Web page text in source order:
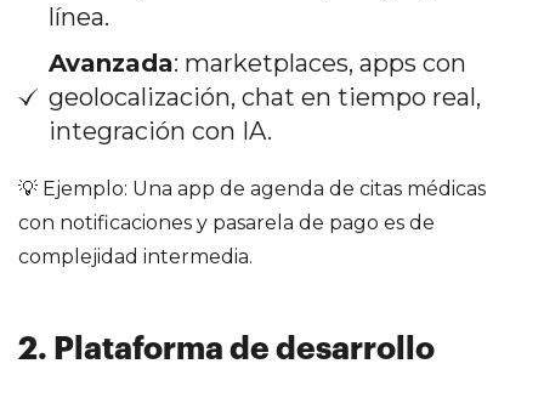
línea.
Avanzada: marketplaces, apps con
geolocalización, chat en tiempo real,
integración con IA.
💡 Ejemplo: Una app de agenda de citas médicas
con notificaciones y pasarela de pago es de
complejidad intermedia.
2. Plataforma de desarrollo